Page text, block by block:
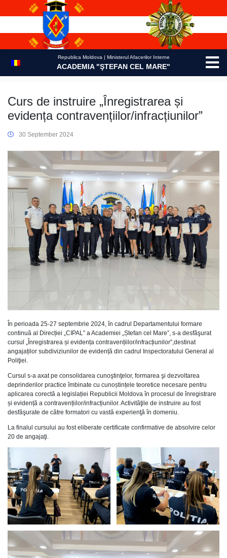
Republica Moldova | Ministerul Afacerilor Interne
ACADEMIA "ŞTEFAN CEL MARE"
Curs de instruire „Înregistrarea și
evidența contravențiilor/infracțiunilor”
30 September 2024
În perioada 25-27 septembrie 2024, în cadrul Departamentului formare
continuă al Direcției „CIPAL” a Academiei „Ștefan cel Mare”, s-a desfăşurat
cursul „Înregistrarea și evidența contravențiilor/infracțiunilor”,destinat
angajaților subdiviziunilor de evidență din cadrul Inspectoratului General al
Poliţiei.
Cursul s-a axat pe consolidarea cunoştinţelor, formarea şi dezvoltarea
deprinderilor practice îmbinate cu cunoștințele teoretice necesare pentru
aplicarea corectă a legislației Republicii Moldova în procesul de înregistrare
și evidență a contravențiilor/infracțiunilor. Activităţile de instruire au fost
desfăşurate de către formatori cu vastă experienţă în domeniu.
La finalul cursului au fost eliberate certificate confirmative de absolvire celor
20 de angajaţi.